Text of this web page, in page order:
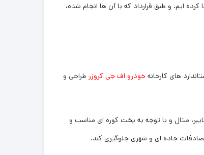
ایم. و طبق قرارداد که با آن ها انجام شده،
های کارخانه خودرو اف جی کروزر طراحی و
متال و با توجه به پخت کوره ای مناسب و
جاده ای و شهری جلوگیری کند.